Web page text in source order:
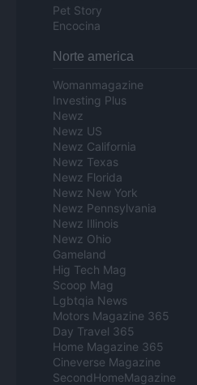
Pet Story
Encocina
Norte america
Womanmagazine
Investing Plus
Newz
Newz US
Newz California
Newz Texas
Newz Florida
Newz New York
Newz Pennsylvania
Newz Illinois
Newz Ohio
Gameland
Hig Tech Mag
Scoop Mag
Lgbtqia News
Motors Magazine 365
Day Travel 365
Home Magazine 365
Cineverse Magazine
SecondHomeMagazine